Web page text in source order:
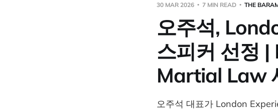
30 MAR 2026 7 MIN READ THE
오주석,
스피커 선정
Martial Law
오주석 대표가 London